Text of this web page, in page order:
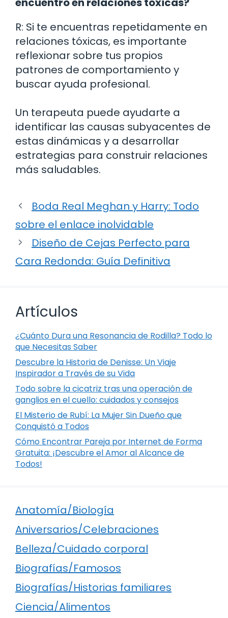
R: Si te encuentras repetidamente en
relaciones tóxicas, es importante
reflexionar sobre tus propios
patrones de comportamiento y
buscar ayuda profesional.
Un terapeuta puede ayudarte a
identificar las causas subyacentes de
estas dinámicas y a desarrollar
estrategias para construir relaciones
más saludables.
Boda Real Meghan y Harry: Todo
sobre el enlace inolvidable
Diseño de Cejas Perfecto para
Cara Redonda: Guía Definitiva
Artículos
¿Cuánto Dura una Resonancia de Rodilla? Todo lo
que Necesitas Saber
Descubre la Historia de Denisse: Un Viaje
Inspirador a Través de su Vida
Todo sobre la cicatriz tras una operación de
ganglios en el cuello: cuidados y consejos
El Misterio de Rubí: La Mujer Sin Dueño que
Conquistó a Todos
Cómo Encontrar Pareja por Internet de Forma
Gratuita: ¡Descubre el Amor al Alcance de
Todos!
Anatomía/Biología
Aniversarios/Celebraciones
Belleza/Cuidado corporal
Biografías/Famosos
Biografías/Historias familiares
Ciencia/Alimentos